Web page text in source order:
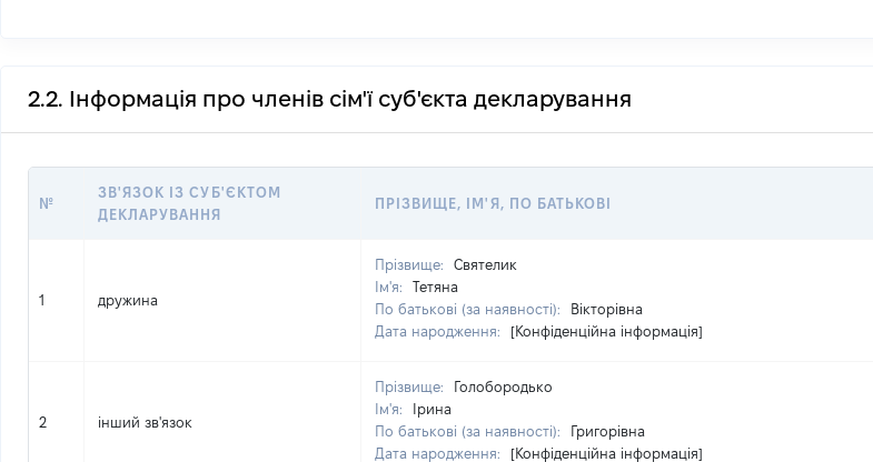
2.2. Інформація про членів сім'ї суб'єкта декларування
№
ЗВ'ЯЗОК ІЗ СУБ'ЄКТОМ
ДЕКЛАРУВАННЯ
ПРІЗВИЩЕ, ІМ'Я, ПО БАТЬКОВІ
1 дружина
Прізвище:
Святелик
Ім'я:
Тетяна
По батькові (за наявності):
Вікторівна
Дата народження:
[Конфіденційна інформація]
2 інший зв'язок
Прізвище:
Голобородько
Ім'я:
Ірина
По батькові (за наявності):
Григорівна
Дата народження:
[Конфіденційна інформація]